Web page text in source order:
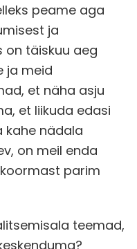
peame aga
ja
on täiskuu aeg
ja meid
et näha asju
et liikuda edasi
kahe nädala
on meil enda
parim
teemad,